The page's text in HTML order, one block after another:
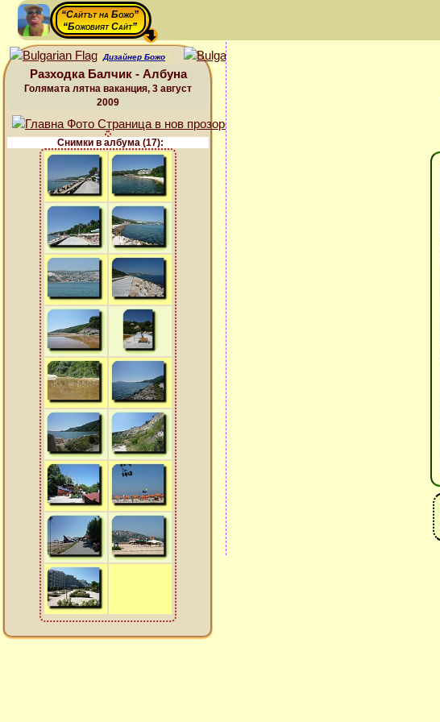
“Сайтът на Божо”
“Божовият Сайт”
Дизайнер Божо
Разходка Балчик - Албуна
Голямата лятна ваканция, 3 август
2009
Снимки в албума (17):